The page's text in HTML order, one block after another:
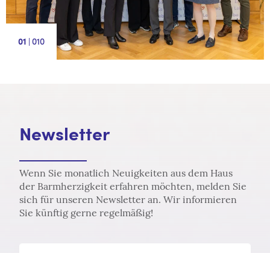
1 | 10
Newsletter
Wenn Sie monatlich Neuigkeiten aus dem Haus
der Barmherzigkeit erfahren möchten, melden Sie
sich für unseren Newsletter an. Wir informieren
Sie künftig gerne regelmäßig!